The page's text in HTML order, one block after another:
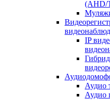
(AHD/
IP
Аудио
Аудио